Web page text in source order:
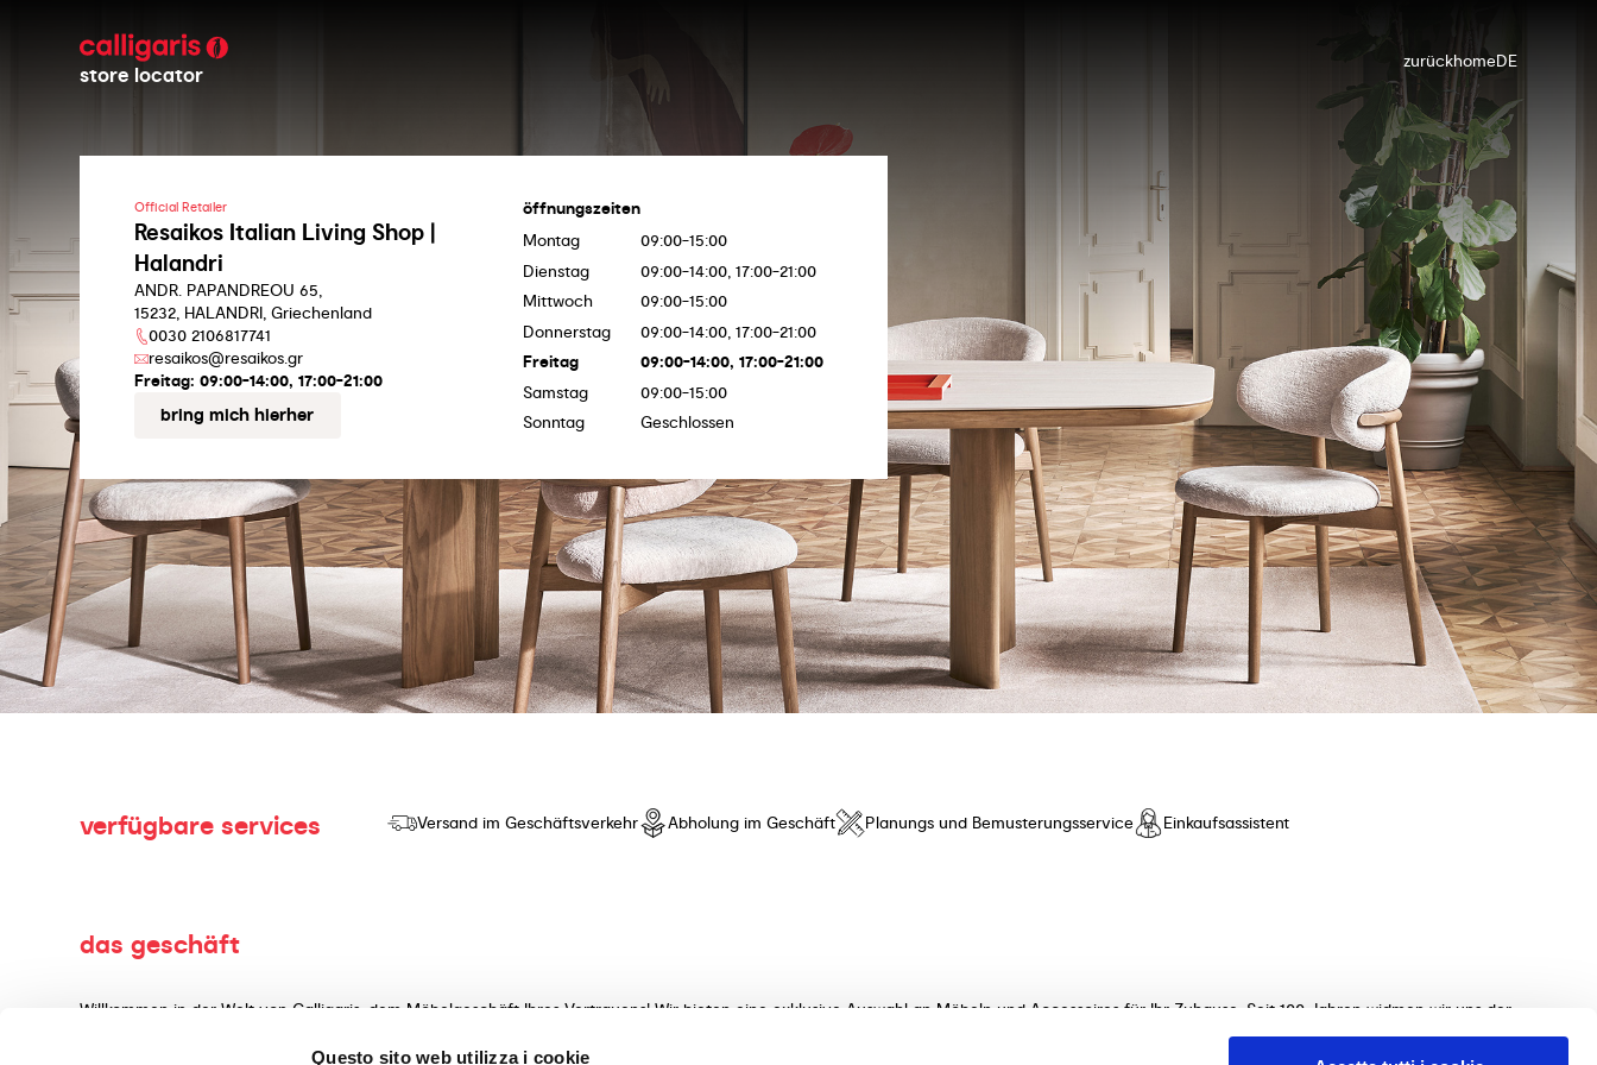
Questo sito web utilizza i cookie
store locator
zurückhomeDE
Official Retailer
Resaikos Italian Living Shop |
Halandri
ANDR. PAPANDREOU 65,
15232, HALANDRI, Griechenland
0030 2106817741
resaikos@resaikos.gr
Freitag: 09:00-14:00, 17:00-21:00
bring mich hierher
öffnungszeiten
Montag
09:00-15:00
Dienstag
09:00-14:00, 17:00-21:00
Mittwoch
09:00-15:00
Donnerstag
09:00-14:00, 17:00-21:00
Freitag
09:00-14:00, 17:00-21:00
Samstag
09:00-15:00
Sonntag
Geschlossen
verfügbare services Versand im Geschäftsverkehr Abholung im Geschäft Planungs und Bemusterungsservice Einkaufsassistent
das geschäft
Willkommen in der Welt von Calligaris, dem Möbelgeschäft Ihres Vertrauens! Wir bieten eine exklusive Auswahl an Möbeln und Accessoires für Ihr Zuhause. Seit 100 Jahren widmen wir uns der
Herstellung und dem Verkauf von hochwertigen Produkten mit innovativem Design und besonderem Komfort. Entdecken Sie unsere Kollektionen von Tischen, Stühlen, Betten, Sofas und